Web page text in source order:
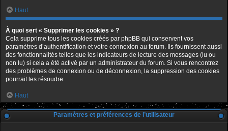
Haut
À quoi sert « Supprimer les cookies » ?
Cela supprime tous les cookies créés par phpBB qui conservent vos
paramètres d’authentification et votre connexion au forum. Ils fournissent aussi
des fonctionnalités telles que les indicateurs de lecture des messages (lu ou
non lu) si cela a été activé par un administrateur du forum. Si vous rencontrez
des problèmes de connexion ou de déconnexion, la suppression des cookies
pourrait les résoudre.
Haut
Paramètres et préférences de l’utilisateur